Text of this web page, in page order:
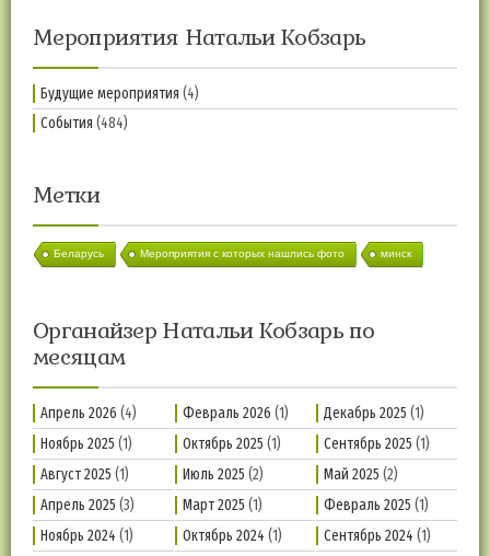
Мероприятия Натальи Кобзарь
Будущие мероприятия (4)
События (484)
Метки
Беларусь Мероприятия с которых нашлись фото минск
Органайзер Натальи Кобзарь по
месяцам
Апрель 2026 (4) Февраль 2026 (1) Декабрь 2025 (1)
Ноябрь 2025 (1) Октябрь 2025 (1) Сентябрь 2025 (1)
Август 2025 (1) Июль 2025 (2) Май 2025 (2)
Апрель 2025 (3) Март 2025 (1) Февраль 2025 (1)
Ноябрь 2024 (1) Октябрь 2024 (1) Сентябрь 2024 (1)